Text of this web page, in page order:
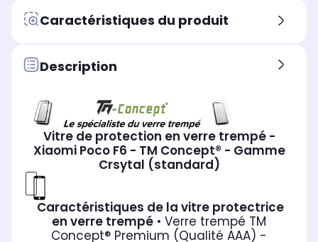
Caractéristiques du produit
Description
Vitre de protection en verre trempé -
Xiaomi Poco F6 - TM Concept® - Gamme
Crsytal (standard)
Caractéristiques de la vitre protectrice
en verre trempé • Verre trempé TM
Concept® Premium (Qualité AAA) -